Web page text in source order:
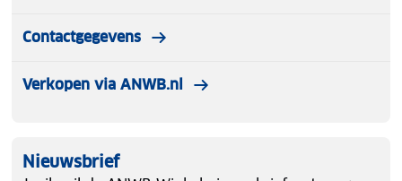
Contactgegevens
Verkopen via ANWB.nl
Nieuwsbrief